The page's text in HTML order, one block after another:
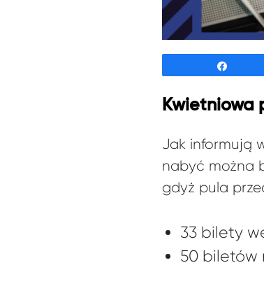
Kwietniowa
Jak informują
nabyć można
gdyż pula
33 bilety
50 biletów